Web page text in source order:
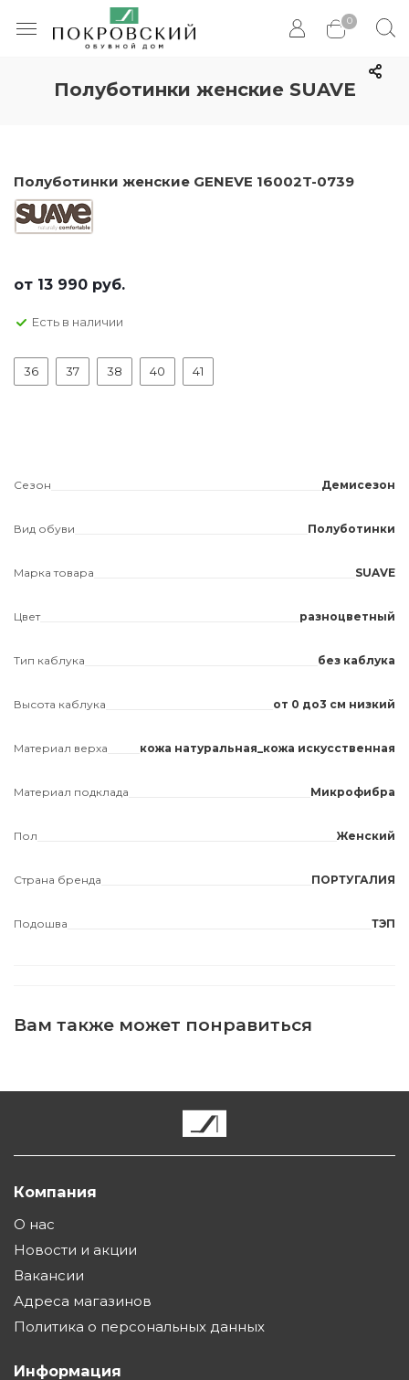
0
Полуботинки женские SUAVE
Полуботинки женские GENEVE 16002T-0739
от 13 990 руб.
Есть в наличии
36 37 38 40 41
Сезон Демисезон
Вид обуви Полуботинки
Марка товара SUAVE
Цвет разноцветный
Тип каблука без каблука
Высота каблука от 0 до3 см низкий
Материал верха кожа натуральная_кожа искусственная
Материал подклада Микрофибра
Пол Женский
Страна бренда ПОРТУГАЛИЯ
Подошва ТЭП
Вам также может понравиться
Компания
О нас
Новости и акции
Вакансии
Адреса магазинов
Политика о персональных данных
Информация